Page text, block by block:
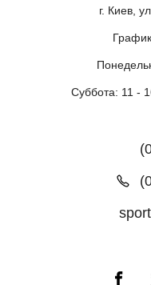
г. Киев,
Суббота: 11 -